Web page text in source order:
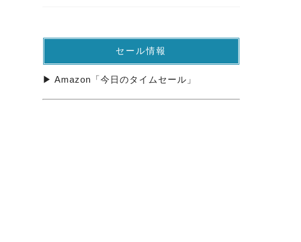
セール情報
▶ Amazon「今日のタイムセール」